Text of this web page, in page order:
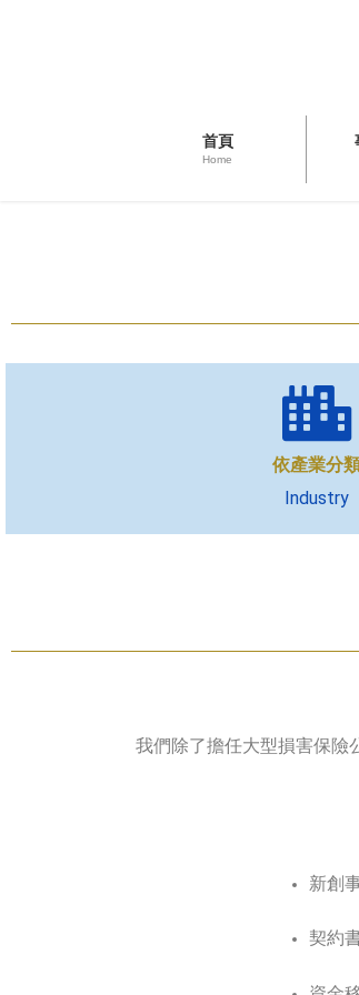
首頁
Home
依產業分
Industry
我們除了擔任大型損害保險
新創
契約